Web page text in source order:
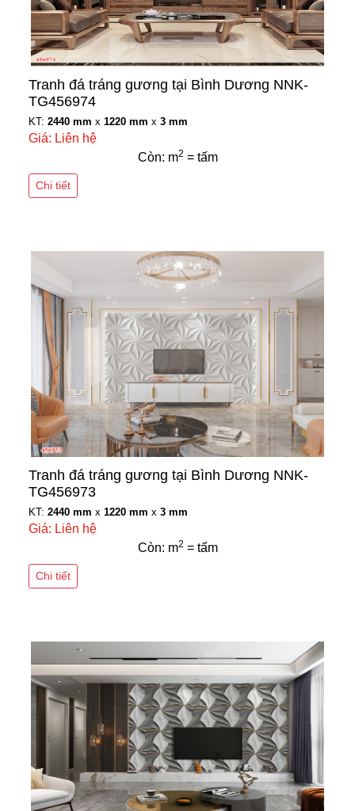
Tranh đá tráng gương tại Bình Dương NNK-
TG456974
KT: 2440 mm x 1220 mm x 3 mm
Giá: Liên hệ
Còn: m2 = tấm
Chi tiết
Tranh đá tráng gương tại Bình Dương NNK-
TG456973
KT: 2440 mm x 1220 mm x 3 mm
Giá: Liên hệ
Còn: m2 = tấm
Chi tiết